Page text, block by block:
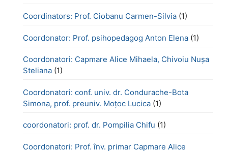
Coordinators: Prof. Ciobanu Carmen-Silvia (1)
Coordonator: Prof. psihopedagog Anton Elena (1)
Coordonatori: Capmare Alice Mihaela, Chivoiu Nușa
Steliana (1)
Coordonatori: conf. univ. dr. Condurache-Bota
Simona, prof. preuniv. Moțoc Lucica (1)
coordonatori: prof. dr. Pompilia Chifu (1)
Coordonatori: Prof. înv. primar Capmare Alice